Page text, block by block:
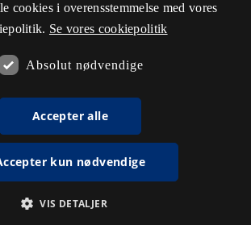
cookies i overensstemmelse med vores
Se vores cookiepolitik
Absolut nødvendige
Accepter alle
kun nødvendige
VIS DETALJER